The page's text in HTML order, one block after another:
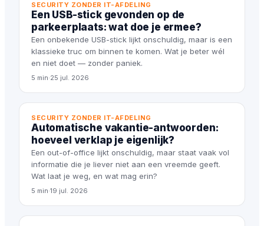
SECURITY ZONDER IT-AFDELING
Een USB-stick gevonden op de
parkeerplaats: wat doe je ermee?
Een onbekende USB-stick lijkt onschuldig, maar is een
klassieke truc om binnen te komen. Wat je beter wél
en niet doet — zonder paniek.
5 min·25 jul. 2026
SECURITY ZONDER IT-AFDELING
Automatische vakantie-antwoorden:
hoeveel verklap je eigenlijk?
Een out-of-office lijkt onschuldig, maar staat vaak vol
informatie die je liever niet aan een vreemde geeft.
Wat laat je weg, en wat mag erin?
5 min·19 jul. 2026